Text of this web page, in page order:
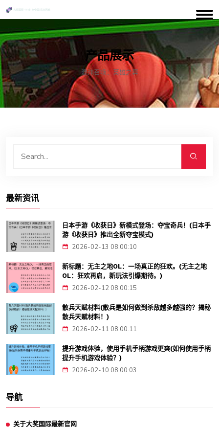
产品展示
混沌召唤：英雄之弈
最新资讯
日本手游《收获日》新模式登场：夺宝奇兵！(日本手
游《收获日》推出全新夺宝模式)
2026-02-13 08:00:10
新标题：无主之地OL：一场真正的狂欢。(无主之地
OL：狂欢再启，新玩法引爆期待。)
2026-02-12 08:00:15
散兵天赋材料(散兵是如何做到杀敌越多越强的？揭秘
散兵天赋材料！)
2026-02-11 08:00:11
提升游戏体验，使用手机手柄游戏更爽(如何使用手柄
提升手机游戏体验？)
2026-02-10 08:00:03
导航
关于大奖国际最新官网